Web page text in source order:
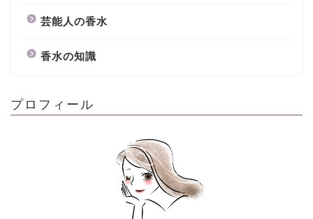
芸能人の香水
香水の知識
プロフィール